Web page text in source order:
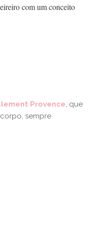
com um conceito
Provence, que
sempre